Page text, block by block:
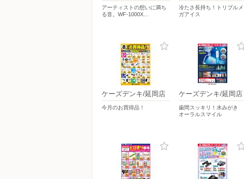
アーティストの想いに満ち
る音。WF-1000X…
冷たさ長持ち！トリプルメ
ガアイス
ケーズデンキ/延岡店
今月のお買得品！
ケーズデンキ/延岡店
歯間スッキリ！水みがき
オーラルスマイル